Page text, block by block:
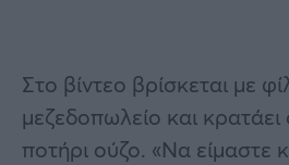
Στο βίντεο βρίσκεται με
μεζεδοπωλείο και κρατάει
ποτήρι ούζο. «Να είμαστε